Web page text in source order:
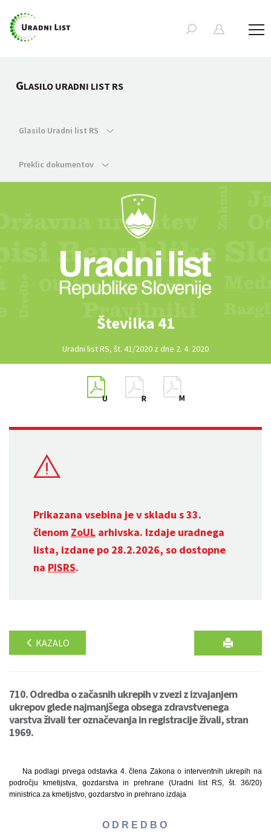
GLASILO URADNI LIST RS
Glasilo Uradni list RS
Preklic dokumentov
Številka 41
Uradni list RS, št. 41/2020 z dne 2. 4. 2020
Prikazana vsebina je v skladu s 33.
členom ZoUL arhivska. Izdaje uradnega
lista, izdane po 28.2.2026, so dostopne
na PISRS.
KAZALO
710. Odredba o začasnih ukrepih v zvezi z izvajanjem
ukrepov glede najmanjšega obsega zdravstvenega
varstva živali ter označevanja in registracije živali, stran
1969.
Na podlagi prvega odstavka 4. člena Zakona o interventnih ukrepih na
področju kmetijstva, gozdarstva in prehrane (Uradni list RS, št. 36/20)
ministrica za kmetijstvo, gozdarstvo in prehrano izdaja
O D R E D B O